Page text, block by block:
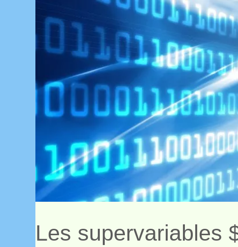
Les supervariables